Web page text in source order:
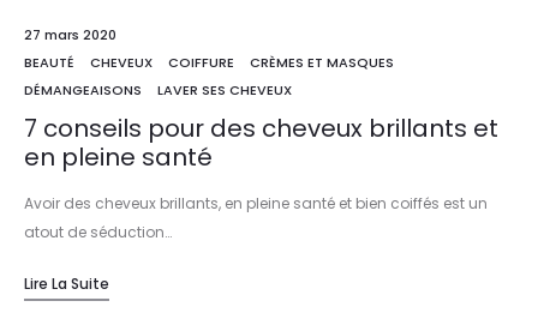
27 mars 2020
BEAUTÉ
CHEVEUX COIFFURE
CRÈMES ET MASQUES
DÉMANGEAISONS
LAVER SES CHEVEUX
7 conseils pour des cheveux brillants et
en pleine santé
Avoir des cheveux brillants, en pleine santé et bien coiffés est un
atout de séduction…
Lire La Suite